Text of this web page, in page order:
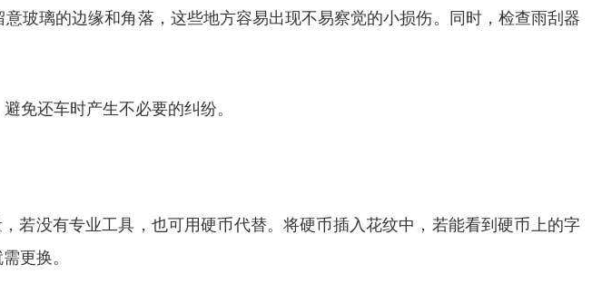
玻璃的边缘和角落，这些地方容易出现不易察觉的小损伤。同时，检查雨刮器
免还车时产生不必要的纠纷。
若没有专业工具，也可用硬币代替。将硬币插入花纹中，若能看到硬币上的字
更换。